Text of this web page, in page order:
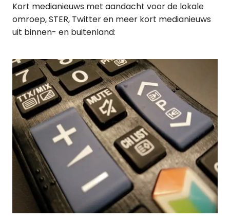
Kort medianieuws met aandacht voor de lokale
omroep, STER, Twitter en meer kort medianieuws
uit binnen- en buitenland: